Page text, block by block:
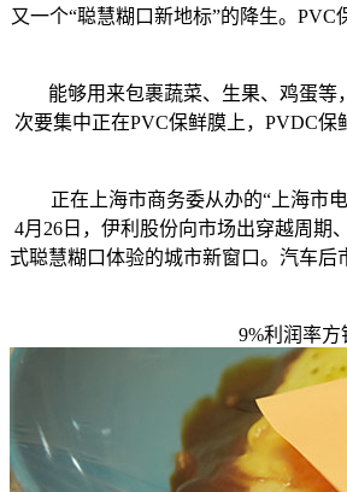
又一个“聪慧糊口新地标”的降生。
能够用来包裹蔬菜、生果、鸡蛋等，
次要集中正在PVC保鲜膜上，PVDC
正在上海市商务委从办的“上海市电
4月26日，伊利股份向市场出穿越周期
式聪慧糊口体验的城市新窗口。汽车后
9%利润率方针